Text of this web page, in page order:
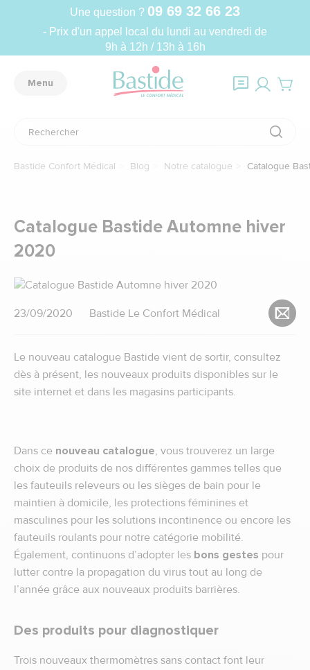
Une question ? 09 69 32 66 23
- Prix d'un appel local du lundi au vendredi de
9h à 12h / 13h à 16h
Menu
Bastide Confort Médical Blog Notre catalogue Catalogue
Catalogue Bastide Automne hiver
2020
23/09/2020 Bastide Le Confort Médical
Le nouveau catalogue Bastide vient de sortir, consultez
dès à présent, les nouveaux produits disponibles sur le
site internet et dans les magasins participants.
Dans ce nouveau catalogue, vous trouverez un large
choix de produits de nos différentes gammes telles que
les fauteuils releveurs ou les sièges de bain pour le
maintien à domicile, les protections féminines et
masculines pour les solutions incontinence ou encore les
fauteuils roulants pour notre catégorie mobilité.
Également, continuons d’adopter les bons gestes pour
lutter contre la propagation du virus tout au long de
l’année grâce aux nouveaux produits barrières.
Des produits pour diagnostiquer
Trois nouveaux thermomètres sans contact font leur